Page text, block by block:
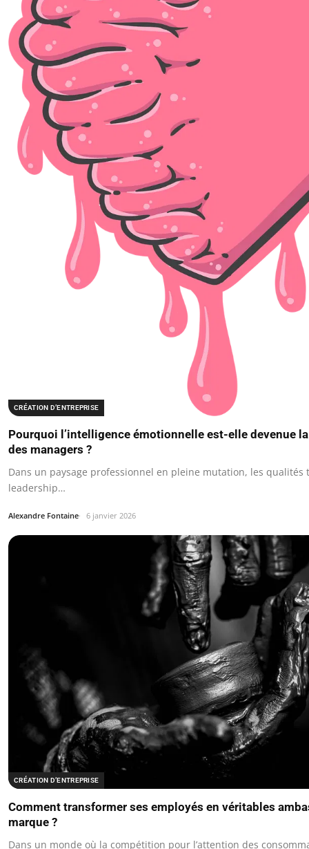
CRÉATION D’ENTREPRISE
Pourquoi l’intelligence émotionnelle est-elle devenue
des managers ?
Dans un paysage professionnel en pleine mutation, les
leadership…
Alexandre Fontaine 6 janvier 2026
CRÉATION D’ENTREPRISE
Comment transformer ses employés en véritables
marque ?
Dans un monde où la compétition pour l’attention des